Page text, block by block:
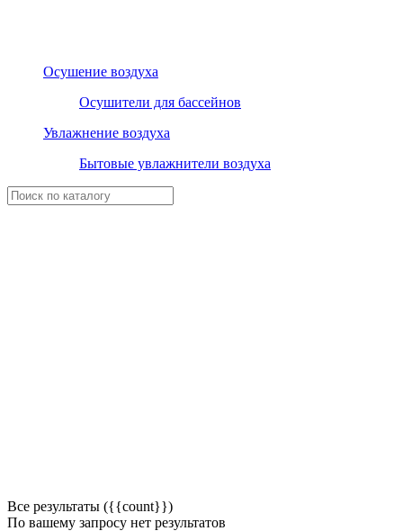
Осушение воздуха
Осушители для бассейнов
Увлажнение воздуха
Бытовые увлажнители воздуха
Все результаты ({{count}})
По вашему запросу нет результатов